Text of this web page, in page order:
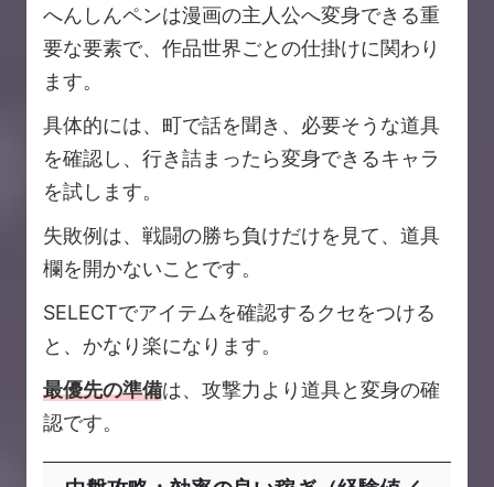
へんしんペンは漫画の主人公へ変身できる重
要な要素で、作品世界ごとの仕掛けに関わり
ます。
具体的には、町で話を聞き、必要そうな道具
を確認し、行き詰まったら変身できるキャラ
を試します。
失敗例は、戦闘の勝ち負けだけを見て、道具
欄を開かないことです。
SELECTでアイテムを確認するクセをつける
と、かなり楽になります。
最優先の準備は、攻撃力より道具と変身の確
認です。